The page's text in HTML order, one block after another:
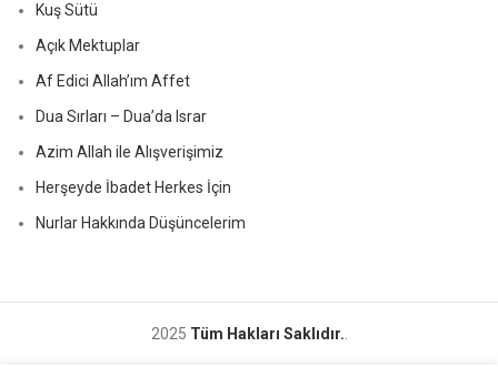
Kuş Sütü
Açık Mektuplar
Af Edici Allah’ım Affet
Dua Sırları – Dua’da Israr
Azim Allah ile Alışverişimiz
Herşeyde İbadet Herkes İçin
Nurlar Hakkında Düşüncelerim
2025 Tüm Hakları Saklıdır..